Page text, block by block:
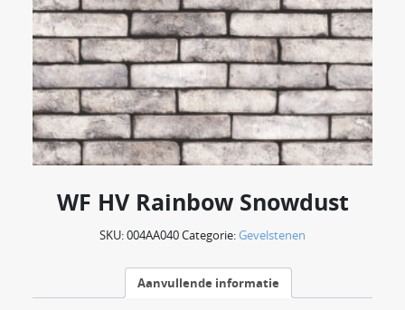
WF HV Rainbow Snowdust
SKU:004AA040Categorie:Gevelstenen
Aanvullende informatie